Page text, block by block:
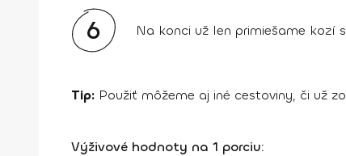
6 Na konci už len primiešame kozí
Tip: Použiť môžeme aj iné cestoviny, či už
Výživové hodnoty na 1 porciu: